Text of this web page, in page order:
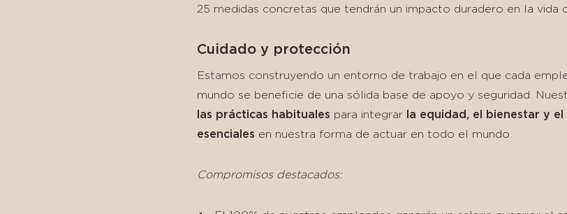
25 medidas concretas que tendrán un impacto duradero en la vida
Cuidado y protección
Estamos construyendo un entorno de trabajo en el que cada
mundo se beneficie de una sólida base de apoyo y seguridad.
las prácticas habituales para integrar
la equidad, el bienestar y
esenciales en nuestra forma de actuar en todo el mundo.
Compromisos destacados: